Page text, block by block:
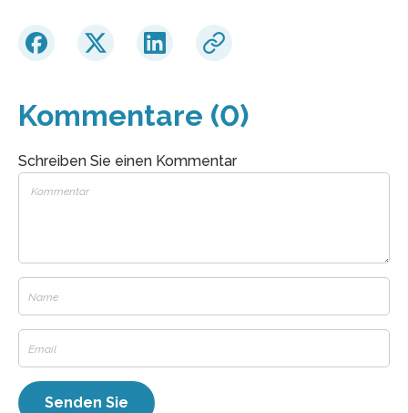
Kommentare (0)
Schreiben Sie einen Kommentar